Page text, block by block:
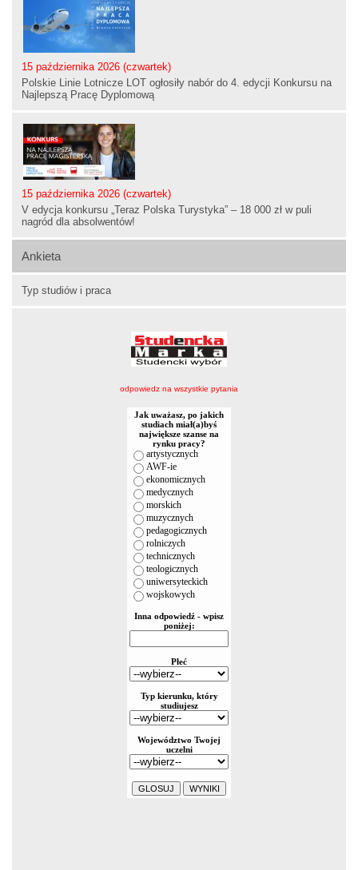
15 października 2026 (czwartek)
Polskie Linie Lotnicze LOT ogłosiły nabór do 4. edycji Konkursu na
Najlepszą Pracę Dyplomową
15 października 2026 (czwartek)
V edycja konkursu „Teraz Polska Turystyka” – 18 000 zł w puli
nagród dla absolwentów!
Ankieta
Typ studiów i praca
odpowiedz na wszystkie pytania